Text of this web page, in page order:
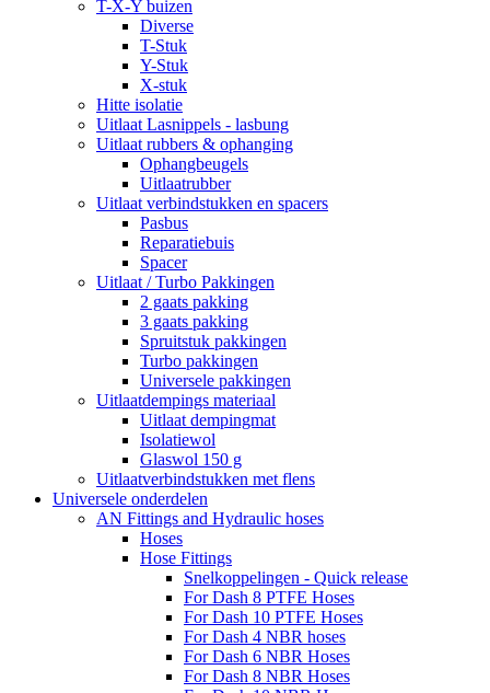
T-X-Y buizen
Diverse
T-Stuk
Y-Stuk
X-stuk
Hitte isolatie
Uitlaat Lasnippels - lasbung
Uitlaat rubbers & ophanging
Ophangbeugels
Uitlaatrubber
Uitlaat verbindstukken en spacers
Pasbus
Reparatiebuis
Spacer
Uitlaat / Turbo Pakkingen
2 gaats pakking
3 gaats pakking
Spruitstuk pakkingen
Turbo pakkingen
Universele pakkingen
Uitlaatdempings materiaal
Uitlaat dempingmat
Isolatiewol
Glaswol 150 g
Uitlaatverbindstukken met flens
Universele onderdelen
AN Fittings and Hydraulic hoses
Hoses
Hose Fittings
Snelkoppelingen - Quick release
For Dash 8 PTFE Hoses
For Dash 10 PTFE Hoses
For Dash 4 NBR hoses
For Dash 6 NBR Hoses
For Dash 8 NBR Hoses